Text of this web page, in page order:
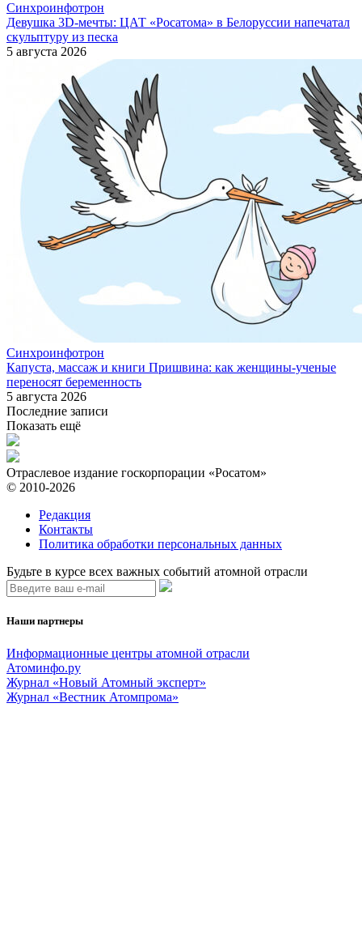
Синхроинфотрон
Девушка 3D-мечты: ЦАТ «Росатома» в Белоруссии напечатал
скульптуру из песка
5 августа 2026
Синхроинфотрон
Капуста, массаж и книги Пришвина: как женщины-ученые
переносят беременность
5 августа 2026
Последние записи
Показать ещё
Отраслевое издание госкорпорации «Росатом»
© 2010-2026
Редакция
Контакты
Политика обработки персональных данных
Будьте в курсе всех важных событий атомной отрасли
Наши партнеры
Информационные центры атомной отрасли
Атоминфо.ру
Журнал «Новый Атомный эксперт»
Журнал «Вестник Атомпрома»